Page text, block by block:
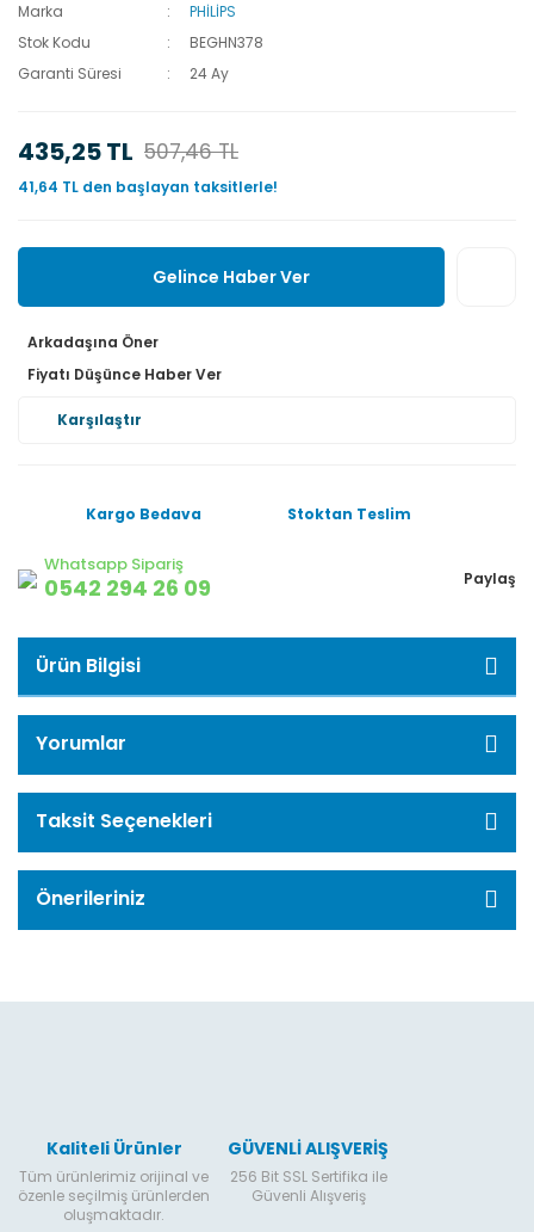
Marka
PHİLİPS
Stok Kodu
BEGHN378
Garanti Süresi
24 Ay
435,25 TL 507,46 TL
41,64 TL den başlayan taksitlerle!
Gelince Haber Ver
Arkadaşına Öner
Fiyatı Düşünce Haber Ver
Karşılaştır
Kargo Bedava Stoktan Teslim
Whatsapp Sipariş
0542 294 26 09 Paylaş
Ürün Bilgisi
Yorumlar
Taksit Seçenekleri
Önerileriniz
Kaliteli Ürünler
Tüm ürünlerimiz orijinal ve
özenle seçilmiş ürünlerden
oluşmaktadır.
GÜVENLİ ALIŞVERİŞ
256 Bit SSL Sertifika ile
Güvenli Alışveriş